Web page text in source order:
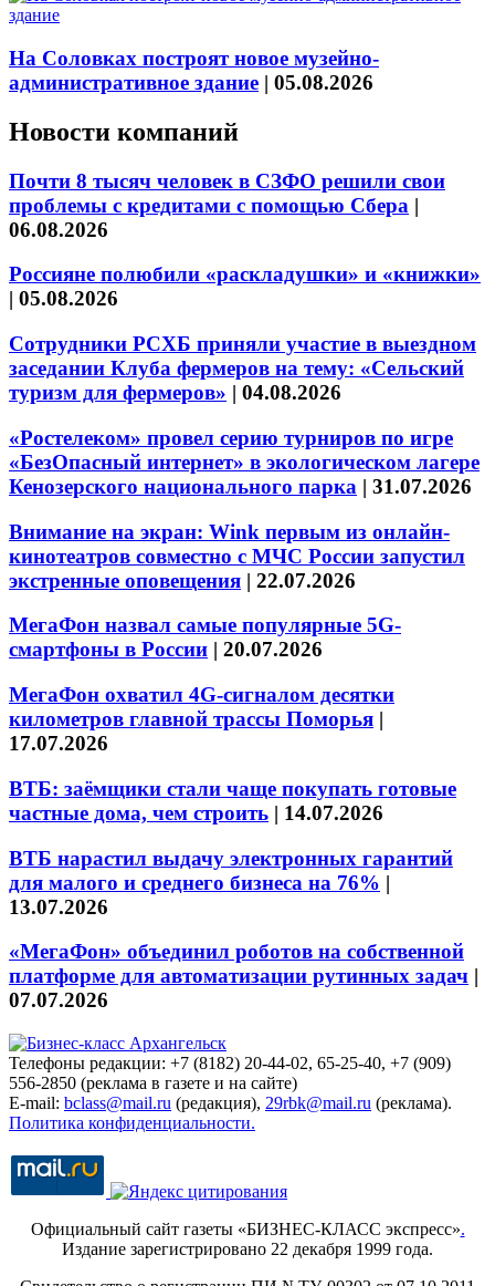
На Соловках построят новое музейно-
административное здание | 05.08.2026
Новости компаний
Почти 8 тысяч человек в СЗФО решили свои
проблемы с кредитами с помощью Сбера |
06.08.2026
Россияне полюбили «раскладушки» и «книжки»
| 05.08.2026
Сотрудники РСХБ приняли участие в выездном
заседании Клуба фермеров на тему: «Сельский
туризм для фермеров» | 04.08.2026
«Ростелеком» провел серию турниров по игре
«БезОпасный интернет» в экологическом лагере
Кенозерского национального парка | 31.07.2026
Внимание на экран: Wink первым из онлайн-
кинотеатров совместно с МЧС России запустил
экстренные оповещения | 22.07.2026
МегаФон назвал самые популярные 5G-
смартфоны в России | 20.07.2026
МегаФон охватил 4G-сигналом десятки
километров главной трассы Поморья |
17.07.2026
ВТБ: заёмщики стали чаще покупать готовые
частные дома, чем строить | 14.07.2026
ВТБ нарастил выдачу электронных гарантий
для малого и среднего бизнеса на 76% |
13.07.2026
«МегаФон» объединил роботов на собственной
платформе для автоматизации рутинных задач |
07.07.2026
Телефоны редакции: +7 (8182) 20-44-02, 65-25-40, +7 (909)
556-2850 (реклама в газете и на сайте)
E-mail: bclass@mail.ru (редакция), 29rbk@mail.ru (реклама).
Политика конфиденциальности.
Официальный сайт газеты «БИЗНЕС-КЛАСС экспресс».
Издание зарегистрировано 22 декабря 1999 года.